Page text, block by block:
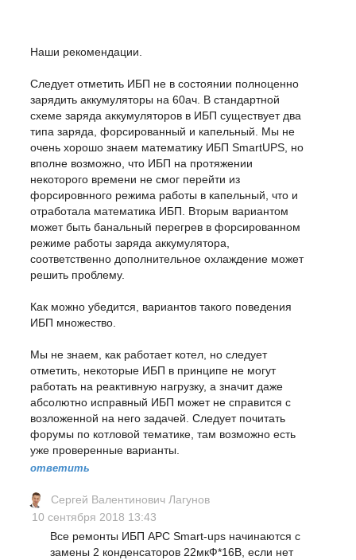
Наши рекомендации.
Следует отметить ИБП не в состоянии полноценно
зарядить аккумуляторы на 60ач. В стандартной
схеме заряда аккумуляторов в ИБП существует два
типа заряда, форсированный и капельный. Мы не
очень хорошо знаем математику ИБП SmartUPS, но
вполне возможно, что ИБП на протяжении
некоторого времени не смог перейти из
форсировнного режима работы в капельный, что и
отработала математика ИБП. Вторым вариантом
может быть банальный перегрев в форсированном
режиме работы заряда аккумулятора,
соответственно дополнительное охлаждение может
решить проблему.
Как можно убедится, вариантов такого поведения
ИБП множество.
Мы не знаем, как работает котел, но следует
отметить, некоторые ИБП в принципе не могут
работать на реактивную нагрузку, а значит даже
абсолютно исправный ИБП может не справится с
возложенной на него задачей. Следует почитать
форумы по котловой тематике, там возможно есть
уже проверенные варианты.
ответить
Сергей Валентинович Лагунов
10 сентября 2018 13:43
Все ремонты ИБП APC Smart-ups начинаются с
замены 2 конденсаторов 22мкФ*16В, если нет